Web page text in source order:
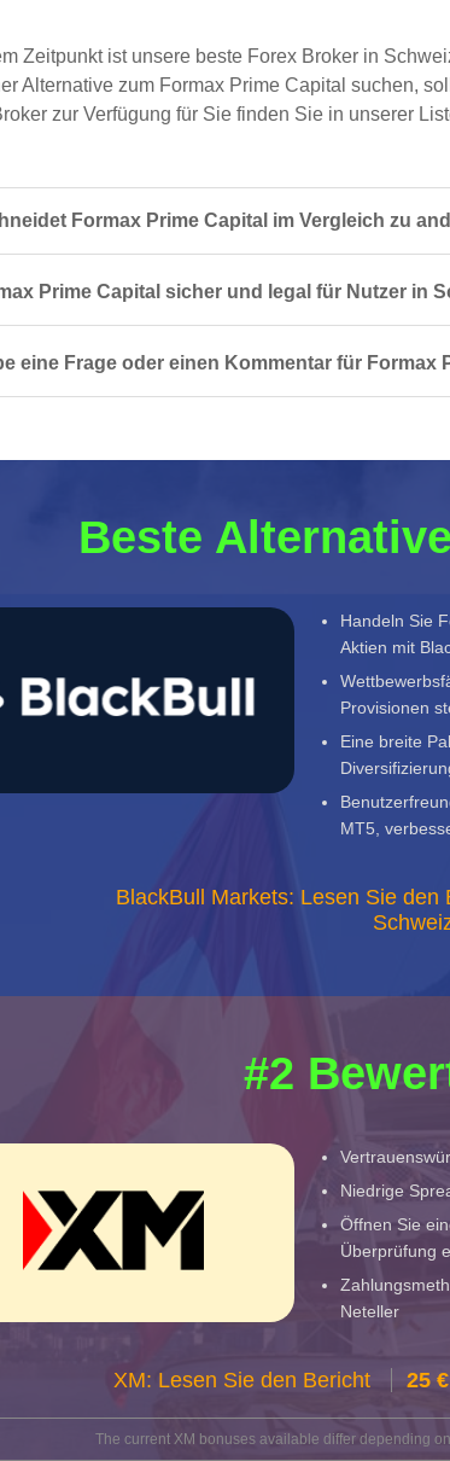
Zeitpunkt ist unsere beste Forex Broker in
Alternative zum Formax Prime Capital suchen,
zur Verfügung für Sie finden Sie in unserer
Formax Prime Capital im Vergleich zu
Prime Capital sicher und legal für Nutzer in
eine Frage oder einen Kommentar für
Beste Alternative
Handeln Sie
Aktien mit
Provisionen
Eine breite
MT5,
BlackBull Markets: Lesen Sie den
#2
Niedrige
Öffnen Sie
Überprüfung
Neteller
XM: Lesen Sie den Bericht 25
The current XM bonuses available differ depending